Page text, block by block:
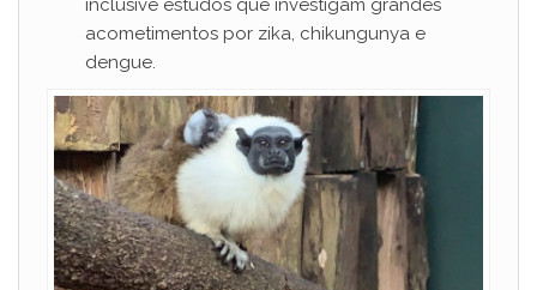
inclusive estudos que investigam grandes
acometimentos por zika, chikungunya e
dengue.